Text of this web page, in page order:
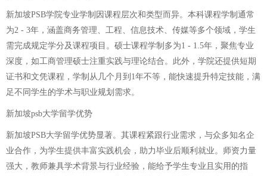
新加坡PSB学院专业学制因课程层次和类型而异。本科课程学制通常
为2 - 3年，涵盖商务管理、工程、信息技术、传媒等多个领域，学生
需完成规定学分及课程项目。硕士课程学制多为1 - 1.5年，聚焦专业
深度，如工商管理硕士注重实践与理论结合。此外，学院还提供短期
证书和文凭课程，学制从几个月到1年不等，能快速提升特定技能，满
足不同学生的学术与职业规划需求。
新加坡psb大学留学优势
新加坡PSB大学留学优势显著。其课程紧跟行业需求，与众多知名企
业合作，为学生提供丰富实践机会，助力毕业后顺利就业。师资力量
强大，教师兼具学术背景与行业经验，能给予学生专业且实用的指